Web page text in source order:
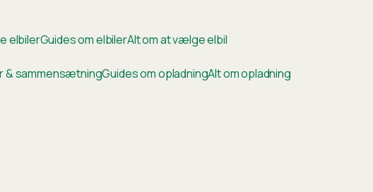
elbilerGuides om elbilerAlt om at vælge elbil
& sammensætningGuides om opladningAlt om opladning